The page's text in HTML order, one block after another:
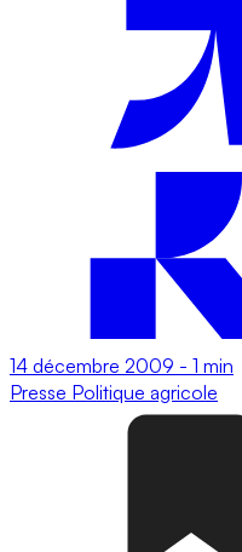
14 décembre 2009 - 1 min
Presse Politique agricole